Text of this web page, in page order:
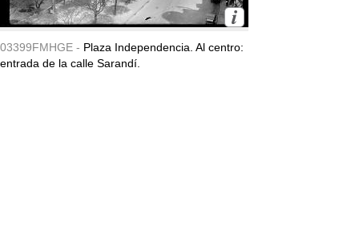
03399FMHGE - Plaza Independencia. Al centro:
entrada de la calle Sarandí.